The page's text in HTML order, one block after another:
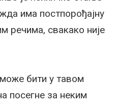
има постпорођајну
речима, свакако није
бити у тавом
посегне за неким